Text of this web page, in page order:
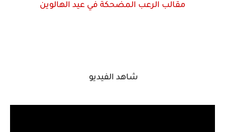
مقالب الرعب المضحكة في عيد الهالوين
شاهد الفيديو